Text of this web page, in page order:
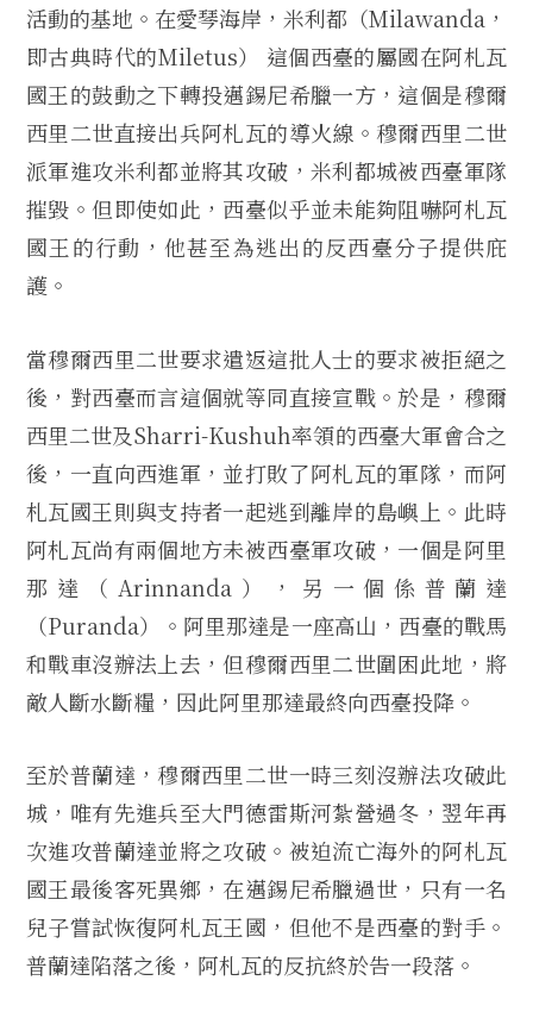
活動的基地。在愛琴海岸，米利都（Milawanda，
即古典時代的Miletus） 這個西臺的屬國在阿札瓦
國王的鼓動之下轉投邁錫尼希臘一方，這個是穆爾
西里二世直接出兵阿札瓦的導火線。穆爾西里二世
派軍進攻米利都並將其攻破，米利都城被西臺軍隊
摧毀。但即使如此，西臺似乎並未能夠阻嚇阿札瓦
國王的行動，他甚至為逃出的反西臺分子提供庇
護。
當穆爾西里二世要求遣返這批人士的要求被拒絕之
後，對西臺而言這個就等同直接宣戰。於是，穆爾
西里二世及Sharri-Kushuh率領的西臺大軍會合之
後，一直向西進軍，並打敗了阿札瓦的軍隊，而阿
札瓦國王則與支持者一起逃到離岸的島嶼上。此時
阿札瓦尚有兩個地方未被西臺軍攻破，一個是阿里
那達（Arinnanda），另一個係普蘭達
（Puranda）。阿里那達是一座高山，西臺的戰馬
和戰車沒辦法上去，但穆爾西里二世圍困此地，將
敵人斷水斷糧，因此阿里那達最終向西臺投降。
至於普蘭達，穆爾西里二世一時三刻沒辦法攻破此
城，唯有先進兵至大門德雷斯河紮營過冬，翌年再
次進攻普蘭達並將之攻破。被迫流亡海外的阿札瓦
國王最後客死異鄉，在邁錫尼希臘過世，只有一名
兒子嘗試恢復阿札瓦王國，但他不是西臺的對手。
普蘭達陷落之後，阿札瓦的反抗終於告一段落。